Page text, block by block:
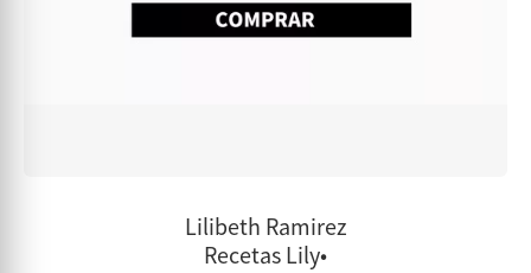
Lilibeth Ramirez
Recetas Lily•